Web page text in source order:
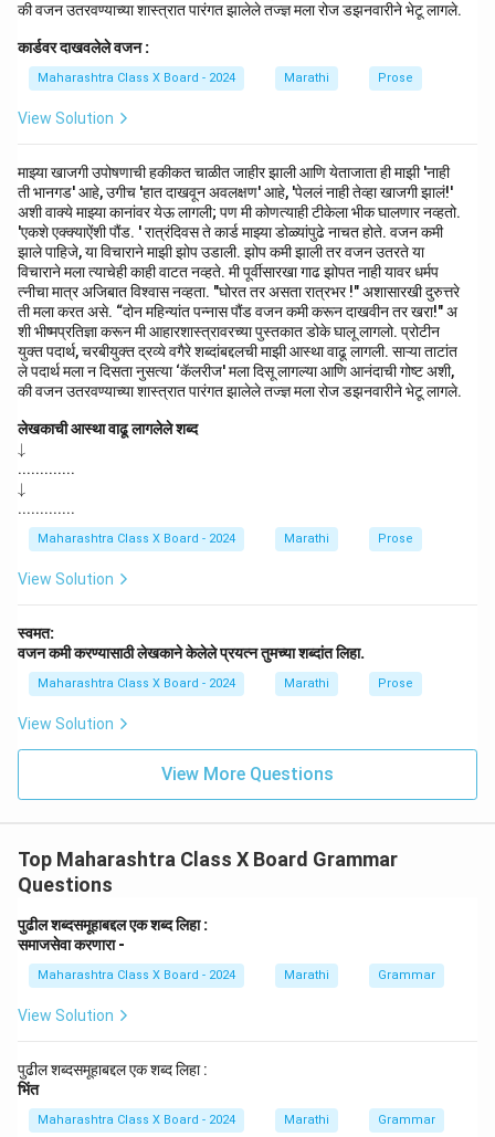
की वजन उतरवण्याच्या शास्त्रात पारंगत झालेले तज्ज्ञ मला रोज डझनवारीने भेटू लागले.
कार्डवर दाखवलेले वजन :
Maharashtra Class X Board - 2024 Marathi Prose
View Solution
माझ्या खाजगी उपोषणाची हकीकत चाळीत जाहीर झाली आणि येताजाता ही माझी 'नाही
ती भानगड' आहे, उगीच 'हात दाखवून अवलक्षण' आहे, 'पेललं नाही तेव्हा खाजगी झालं!'
अशी वाक्ये माझ्या कानांवर येऊ लागली; पण मी कोणत्याही टीकेला भीक घालणार नव्हतो.
'एकशे एक्क्याऐंशी पौंड. ' रात्रंदिवस ते कार्ड माझ्या डोळ्यांपुढे नाचत होते. वजन कमी
झाले पाहिजे, या विचाराने माझी झोप उडाली. झोप कमी झाली तर वजन उतरते या
विचाराने मला त्याचेही काही वाटत नव्हते. मी पूर्वीसारखा गाढ झोपत नाही यावर धर्मप
त्नीचा मात्र अजिबात विश्वास नव्हता. "घोरत तर असता रात्रभर !" अशासारखी दुरुत्तरे
ती मला करत असे. “दोन महिन्यांत पन्नास पौंड वजन कमी करून दाखवीन तर खरा!" अ
शी भीष्मप्रतिज्ञा करून मी आहारशास्त्रावरच्या पुस्तकात डोके घालू लागलो. प्रोटीन
युक्त पदार्थ, चरबीयुक्त द्रव्ये वगैरे शब्दांबद्दलची माझी आस्था वाढू लागली. साऱ्या ताटांत
ले पदार्थ मला न दिसता नुसत्या ‘कॅलरीज' मला दिसू लागल्या आणि आनंदाची गोष्ट अशी,
की वजन उतरवण्याच्या शास्त्रात पारंगत झालेले तज्ज्ञ मला रोज डझनवारीने भेटू लागले.
लेखकाची आस्था वाढू लागलेले शब्द
\d
w
na
rr
↓
.............
\d
o
↓
.............
Maharashtra Class X Board - 2024 Marathi Prose
View Solution
स्वमत:
वजन कमी करण्यासाठी लेखकाने केलेले प्रयत्न तुमच्या शब्दांत लिहा.
Maharashtra Class X Board - 2024 Marathi Prose
View Solution
View More Questions
Top Maharashtra Class X Board Grammar
Questions
पुढील शब्दसमूहाबद्दल एक शब्द लिहा :
समाजसेवा करणारा -
Maharashtra Class X Board - 2024 Marathi Grammar
View Solution
पुढील शब्दसमूहाबद्दल एक शब्द लिहा :
भिंत
Maharashtra Class X Board - 2024 Marathi Grammar